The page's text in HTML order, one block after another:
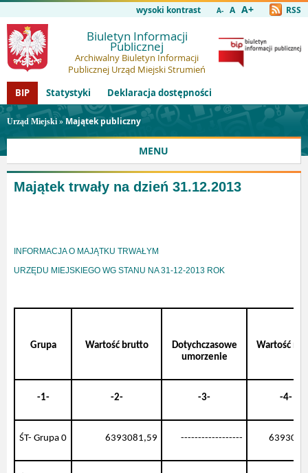
wysoki kontrast A- A A+ RSS
Biuletyn Informacji
Publicznej
Archiwalny Biuletyn Informacji
Publicznej Urząd Miejski Strumień
BIP
Statystyki Deklaracja dostępności
Urząd Miejski» Majątek publiczny
MENU
Majątek trwały na dzień 31.12.2013
INFORMACJA O MAJĄTKU TRWAŁYM
URZĘDU MIEJSKIEGO WG STANU NA 31-12-2013 ROK
Grupa Wartość brutto
Dotychczasowe
umorzenie
Wartość
-1- -2- -3- -4-
ŚT- Grupa 0 6393081,59 ------------------